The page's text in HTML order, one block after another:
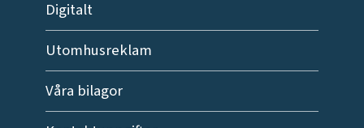
Digitalt
Utomhusreklam
Våra bilagor